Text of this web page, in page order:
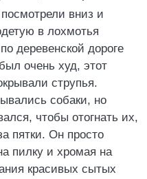
вниз и
в лохмотья
деревенской дороге
очень худ, этот
струпья.
собаки, но
чтобы отогнать их,
пятки. Он просто
пилку и хромая на
красивых сытых